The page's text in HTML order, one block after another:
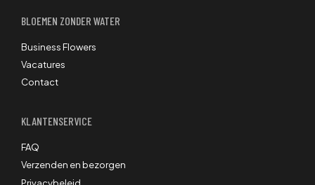
BLOEMEN ZONDER WATER
Business Flowers
Vacatures
Contact
KLANTENSERVICE
FAQ
Verzenden en bezorgen
Privacybeleid